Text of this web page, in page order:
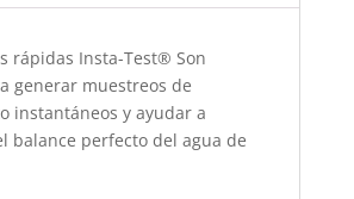
rápidas Insta-Test® Son
generar muestreos de
instantáneos y ayudar a
balance perfecto del agua de